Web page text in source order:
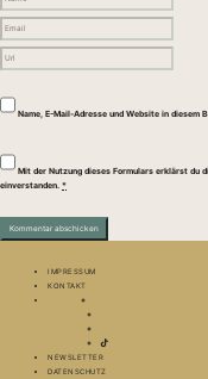
Name, E-Mail-Adresse und Website in diesem
Mit der Nutzung dieses Formulars erklärst du
einverstanden. *
IMPRESSUM
KONTAKT
NEWSLETTER
DATENSCHUTZ